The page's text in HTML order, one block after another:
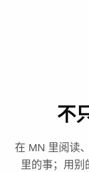
不
在 MN 里阅读
里的事；用